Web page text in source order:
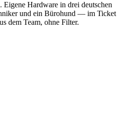
Hardware in drei deutschen
und ein Bürohund — im Ticket
dem Team, ohne Filter.